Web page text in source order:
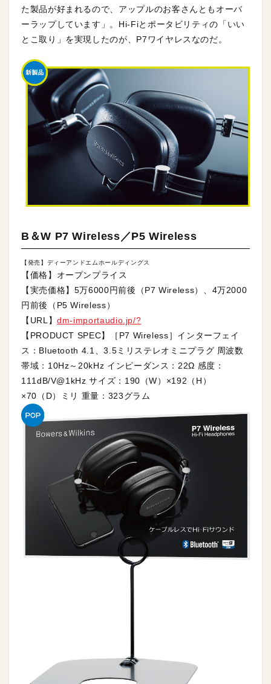
た製品が好まれるので、アップルのお客さんともオーバ
ーラップしています」。Hi-Fiとポータビリティの「いい
とこ取り」を実現したのが、P7ワイヤレスなのだ。
B＆W P7 Wireless／P5 Wireless
【発売】ディーアンドエムホールディングス
【価格】オープンプライス
【実売価格】5万6000円前後（P7 Wireless）、4万2000
円前後（P5 Wireless）
【URL】dm-importaudio.jp/?
【PRODUCT SPEC】［P7 Wireless］インターフェイ
ス：Bluetooth 4.1、3.5ミリステレオミニプラグ 周波数
帯域：10Hz～20kHz インピーダンス：22Ω 感度：
111dB/V@1kHz サイズ：190（W）×192（H）
×70（D）ミリ 重量：323グラム